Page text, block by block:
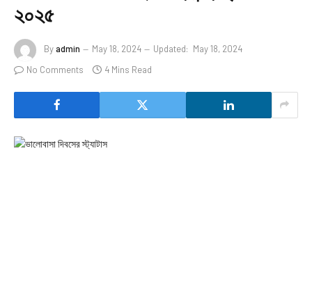
২০২৫
Byadmin May 18, 2024 Updated: May 18, 2024
No Comments
4 Mins Read